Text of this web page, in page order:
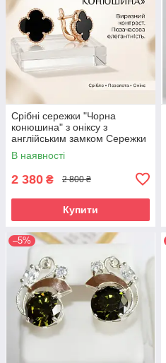
Срібні сережки "Чорна
конюшина" з оніксу з
англійським замком Сережки
срібло жіночі
В наявності
2 380 ₴ 2 800 ₴
Купити
–5%